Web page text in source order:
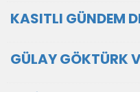
KASITLI GÜNDEM
GÜLAY GÖKTÜRK